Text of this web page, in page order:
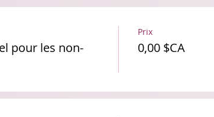
pour les non-
Prix
0,00 $CA